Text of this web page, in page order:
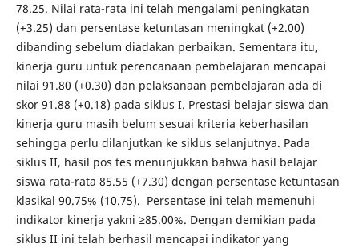
78.25. Nilai rata-rata ini telah mengalami peningkatan
(+3.25) dan persentase ketuntasan meningkat (+2.00)
dibanding sebelum diadakan perbaikan. Sementara itu,
kinerja guru untuk perencanaan pembelajaran mencapai
nilai 91.80 (+0.30) dan pelaksanaan pembelajaran ada di
skor 91.88 (+0.18) pada siklus I. Prestasi belajar siswa dan
kinerja guru masih belum sesuai kriteria keberhasilan
sehingga perlu dilanjutkan ke siklus selanjutnya. Pada
siklus II, hasil pos tes menunjukkan bahwa hasil belajar
siswa rata-rata 85.55 (+7.30) dengan persentase ketuntasan
klasikal 90.75% (10.75). Persentase ini telah memenuhi
indikator kinerja yakni ≥85.00%. Dengan demikian pada
siklus II ini telah berhasil mencapai indikator yang